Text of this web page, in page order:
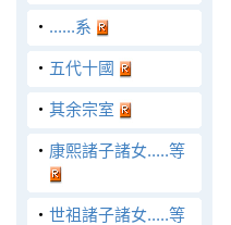
‧ ......系
‧ 五代十國
‧ 其余宗室
‧ 康熙諸子諸女.....等
‧ 世祖諸子諸女.....等